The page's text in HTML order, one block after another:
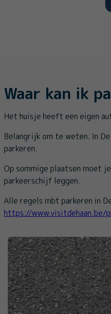
Waar kan ik
Het huisje heeft een eigen
Belangrijk om te weten. In
parkeren.
Op sommige plaatsen moet
parkeerschijf leggen.
Alle regels mbt parkeren in
https://